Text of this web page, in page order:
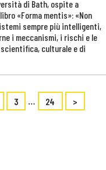
di Bath, ospite a
«Forma mentis»: «Non
sempre più intelligenti,
i meccanismi, i rischi e le
culturale e di
3 … 24 >